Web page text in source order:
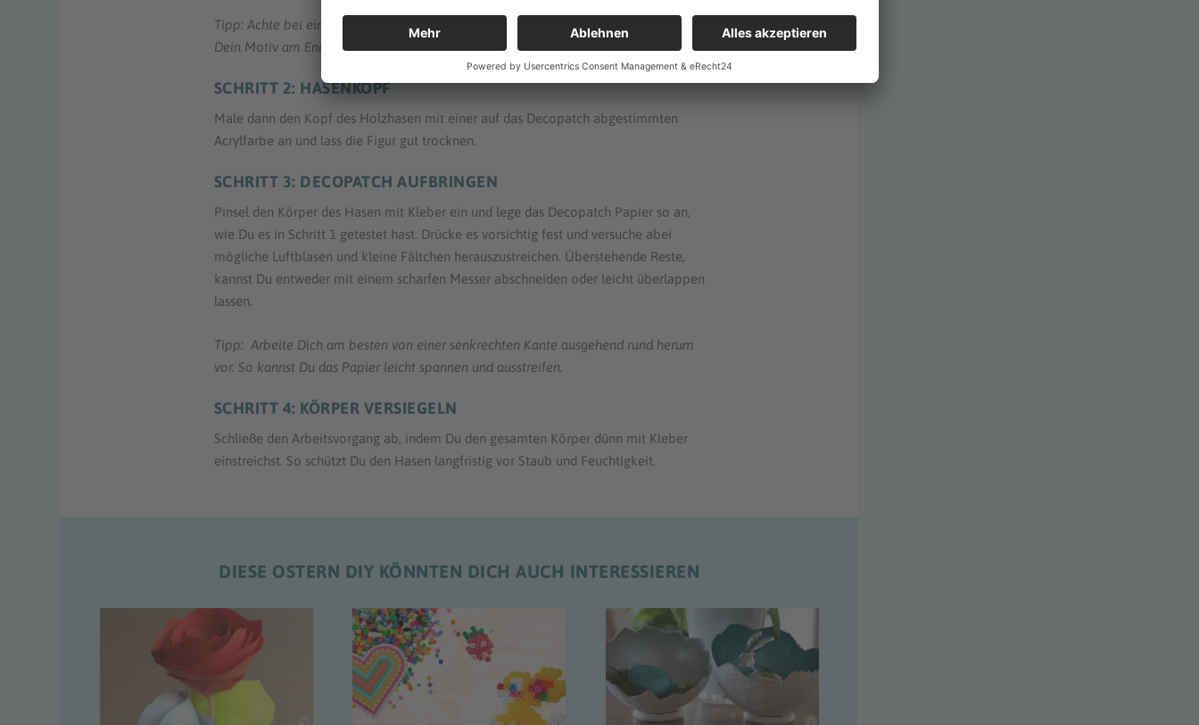
Tipp: Achte bei einem bebilderten Papier unbedingt auf die Laufrichtung,
Dein Motiv am Ende
nicht
SCHRITT 2: HASENKOPF
Male dann den Kopf des Holzhasen mit einer auf das Decopatch abgestimmten
Acrylfarbe an und lass die Figur gut trocknen.
SCHRITT 3: DECOPATCH AUFBRINGEN
Pinsel den Körper des Hasen mit Kleber ein und lege das Decopatch Papier so an,
wie Du es in Schritt 1 getestet hast. Drücke es vorsichtig fest und versuche abei
mögliche Luftblasen und kleine Fältchen herauszustreichen. Überstehende Reste,
kannst Du entweder mit einem scharfen Messer abschneiden oder leicht überlappen
lassen.
Tipp: Arbeite Dich am besten von einer senkrechten Kante ausgehend rund herum
vor. So kannst Du das Papier leicht spannen und ausstreifen.
SCHRITT 4: KÖRPER VERSIEGELN
Schließe den Arbeitsvorgang ab, indem Du den gesamten Körper dünn mit Kleber
einstreichst. So schützt Du den Hasen langfristig vor Staub und Feuchtigkeit.
DIESE OSTERN DIY KÖNNTEN DICH AUCH INTERESSIEREN